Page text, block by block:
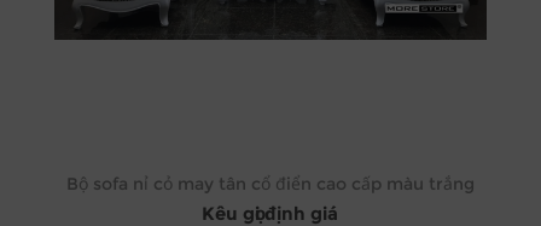
Bộ sofa nỉ cỏ may tân cổ điển cao cấp màu trắng
Kêu gọi định giá